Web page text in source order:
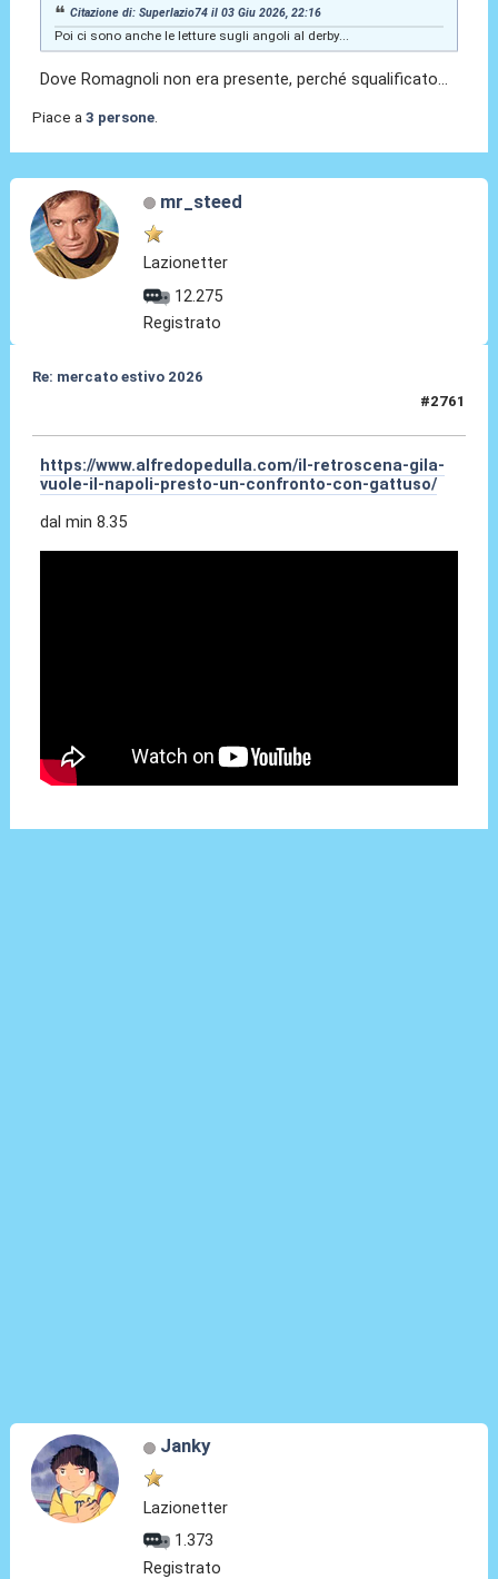
Citazione di: Superlazio74 il 03 Giu 2026, 22:16
Poi ci sono anche le letture sugli angoli al derby...
Dove Romagnoli non era presente, perché squalificato...
Piace a 3 persone.
mr_steed
Lazionetter
12.275
Registrato
Re: mercato estivo 2026
#2761
https://www.alfredopedulla.com/il-retroscena-gila-
vuole-il-napoli-presto-un-confronto-con-gattuso/
dal min 8.35
Janky
Lazionetter
1.373
Registrato